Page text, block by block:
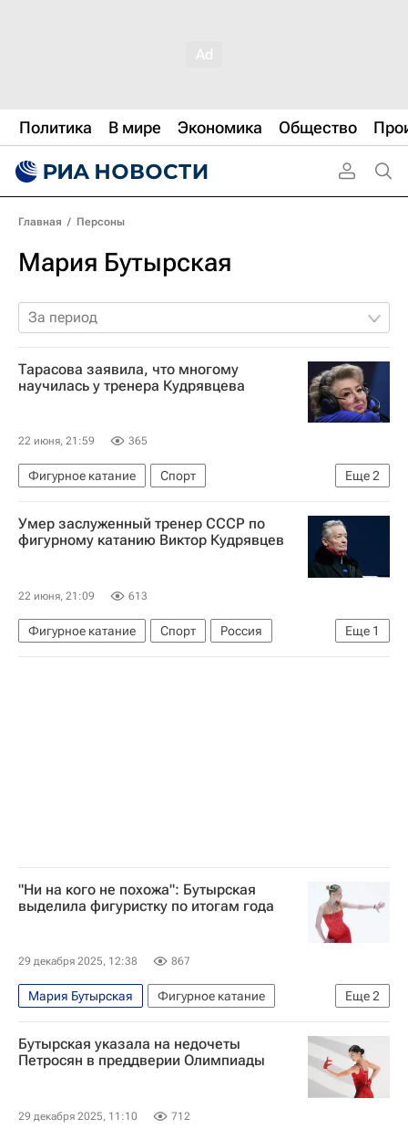
Политика В мире Экономика Общество
Главная / Персоны
Мария Бутырская
За период
Тарасова заявила, что многому
научилась у тренера Кудрявцева
22 июня, 21:59 365
Еще2
Фигурное катание
Спорт
Международный союз конькобежцев (ISU)
Татьяна Тарасова
Умер заслуженный тренер СССР по
фигурному катанию Виктор Кудрявцев
22 июня, 21:09 613
Еще 1
Фигурное катание Спорт
Россия
Федерация фигурного катания на коньках России (ФФККР)
"Ни на кого не похожа": Бутырская
выделила фигуристку по итогам года
29 декабря 2025, 12:38 867
Еще2
Мария Бутырская
Фигурное катание
Спорт
Мария Захарова
Бутырская указала на недочеты
Петросян в преддверии Олимпиады
29 декабря 2025, 11:10 712